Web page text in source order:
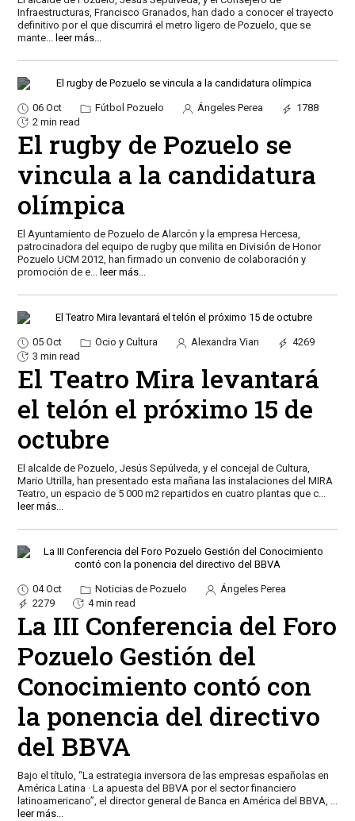
Infraestructuras, Francisco Granados, han dado a conocer el trayecto
definitivo por el que discurrirá el metro ligero de Pozuelo, que se
mante... leer más...
06 Oct Fútbol Pozuelo Ángeles Perea
1788
2 min read
El rugby de Pozuelo se
vincula a la candidatura
olímpica
El Ayuntamiento de Pozuelo de Alarcón y la empresa Hercesa,
patrocinadora del equipo de rugby que milita en División de Honor
Pozuelo UCM 2012, han firmado un convenio de colaboración y
promoción de e... leer más...
05 Oct Ocio y Cultura Alexandra Vian
4269
3 min read
El Teatro Mira levantará
el telón el próximo 15 de
octubre
El alcalde de Pozuelo, Jesús Sepúlveda, y el concejal de Cultura,
Mario Utrilla, han presentado esta mañana las instalaciones del MIRA
Teatro, un espacio de 5 000 m2 repartidos en cuatro plantas que c...
leer más...
04 Oct Noticias de Pozuelo
Ángeles Perea
2279
4 min read
La III Conferencia del Foro
Pozuelo Gestión del
Conocimiento contó con
la ponencia del directivo
del BBVA
Bajo el título, “La estrategia inversora de las empresas españolas en
América Latina · La apuesta del BBVA por el sector financiero
latinoamericano”, el director general de Banca en América del BBVA, ...
leer más...